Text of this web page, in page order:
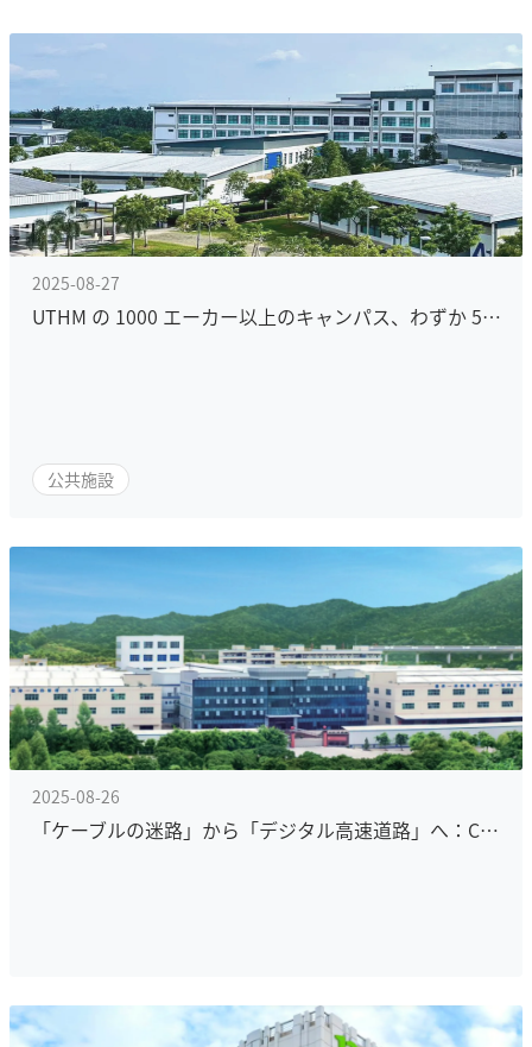
2025-08-27
UTHM の 1000 エーカー以上のキャンパス、わずか 50 日で Wi-Fi 全範囲カバレッジを達成
公共施設
2025-08-26
「ケーブルの迷路」から「デジタル高速道路」へ：CTT ケーブルによる「ワンデバイス・ワンネットワーク」変革の旅